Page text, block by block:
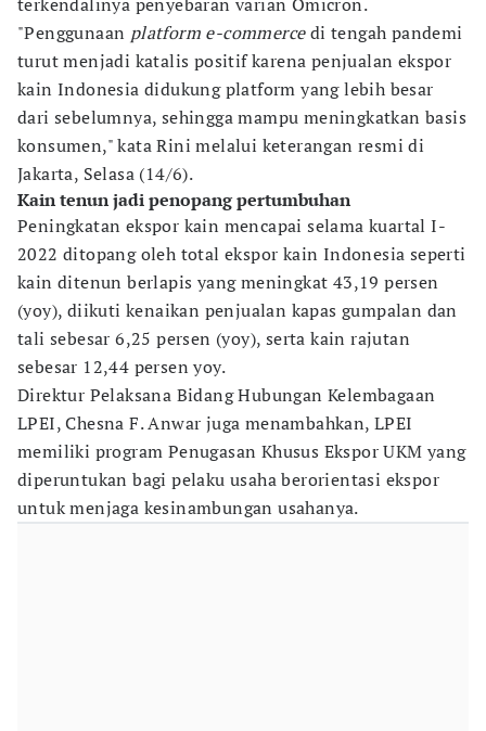
"Penggunaan platform e-commercedi tengah pandemi
turut menjadi katalis positif karena penjualan ekspor
kain Indonesia didukung platform yang lebih besar
dari sebelumnya, sehingga mampu meningkatkan basis
konsumen," kata Rini melalui keterangan resmi di
Jakarta, Selasa (14/6).
Kain tenun jadi penopang pertumbuhan
Peningkatan ekspor kain mencapai selama kuartal I-
2022 ditopang oleh total ekspor kain Indonesia seperti
kain ditenun berlapis yang meningkat 43,19 persen
(yoy), diikuti kenaikan penjualan kapas gumpalan dan
tali sebesar 6,25 persen (yoy), serta kain rajutan
sebesar 12,44 persen yoy.
Direktur Pelaksana Bidang Hubungan Kelembagaan
LPEI, Chesna F. Anwar juga menambahkan, LPEI
memiliki program Penugasan Khusus Ekspor UKM yang
diperuntukan bagi pelaku usaha berorientasi ekspor
untuk menjaga kesinambungan usahanya.